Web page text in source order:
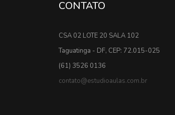
CONTATO
CSA 02 LOTE 20 SALA 102
Taguatinga - DF, CEP: 72.015-025
(61) 3526 0136
contato@estudioaulas.com.br